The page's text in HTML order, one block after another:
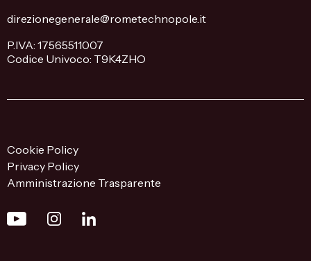
direzionegenerale@rometechnopole.it
P.IVA: 17565511007
Codice Univoco: T9K4ZHO
Cookie Policy
Privacy Policy
Amministrazione Trasparente